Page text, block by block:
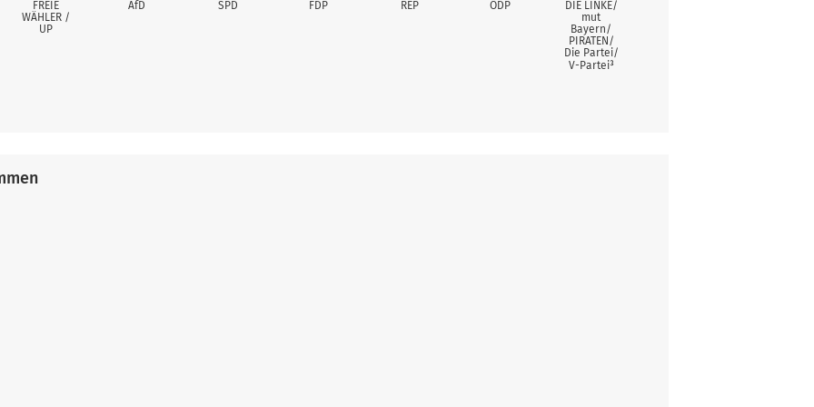
FREIE
WÄHLER /
UP
AfD SPD FDP REP ÖDP
DIE LINKE/
mut
Bayern/
PIRATEN/
Die Partei/
V-Partei³